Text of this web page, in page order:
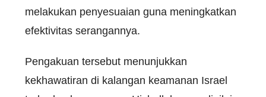
melakukan penyesuaian guna meningkatkan
efektivitas serangannya.
Pengakuan tersebut menunjukkan
kekhawatiran di kalangan keamanan Israel